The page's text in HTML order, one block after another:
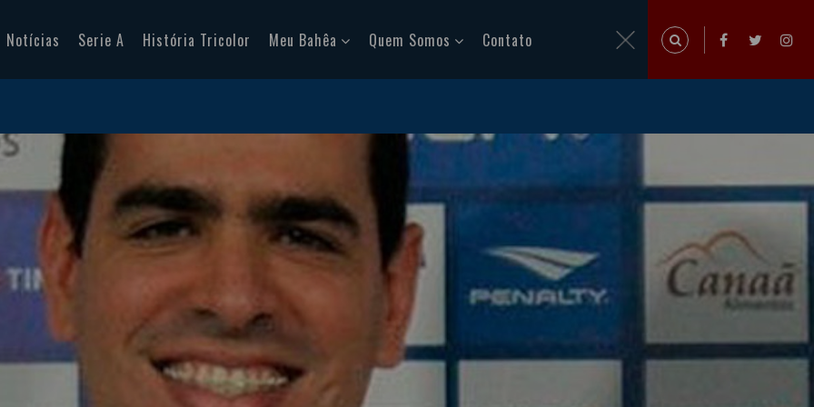
Notícias Serie A História Tricolor Meu Bahêa Quem Somos Contato